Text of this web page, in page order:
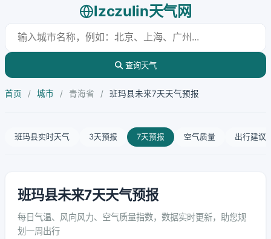
lzczulin天气网
查询天气
首页 / 城市 / 青海省 / 班玛县未来7天天气预报
班玛县实时天气 3天预报 7天预报 空气质量 出行建议
班玛县未来7天天气预报
每日气温、风向风力、空气质量指数，数据实时更新，助您规
划一周出行